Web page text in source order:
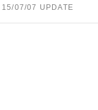
15/07/07 UPDATE